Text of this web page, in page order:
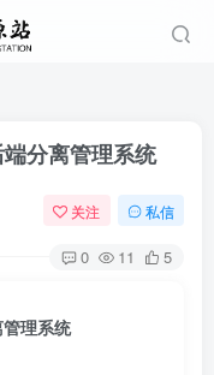
分离管理系统
关注 私信
0 11 5
理系统